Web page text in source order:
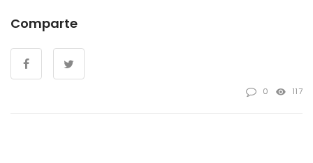
Comparte
0 117